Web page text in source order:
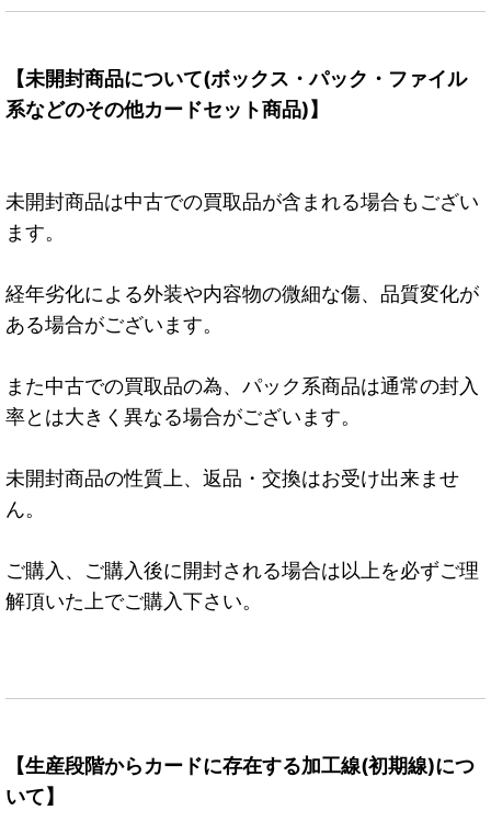
【未開封商品について(ボックス・パック・ファイル
系などのその他カードセット商品)】
未開封商品は中古での買取品が含まれる場合もござい
ます。
経年劣化による外装や内容物の微細な傷、品質変化が
ある場合がございます。
また中古での買取品の為、パック系商品は通常の封入
率とは大きく異なる場合がございます。
未開封商品の性質上、返品・交換はお受け出来ませ
ん。
ご購入、ご購入後に開封される場合は以上を必ずご理
解頂いた上でご購入下さい。
【生産段階からカードに存在する加工線(初期線)につ
いて】